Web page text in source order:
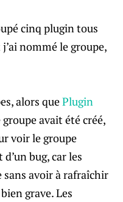
cinq plugin tous
nommé le groupe,
alors quePlugin
avait été créé,
voir le groupe
d’un bug, car les
avoir à rafraîchir
grave. Les